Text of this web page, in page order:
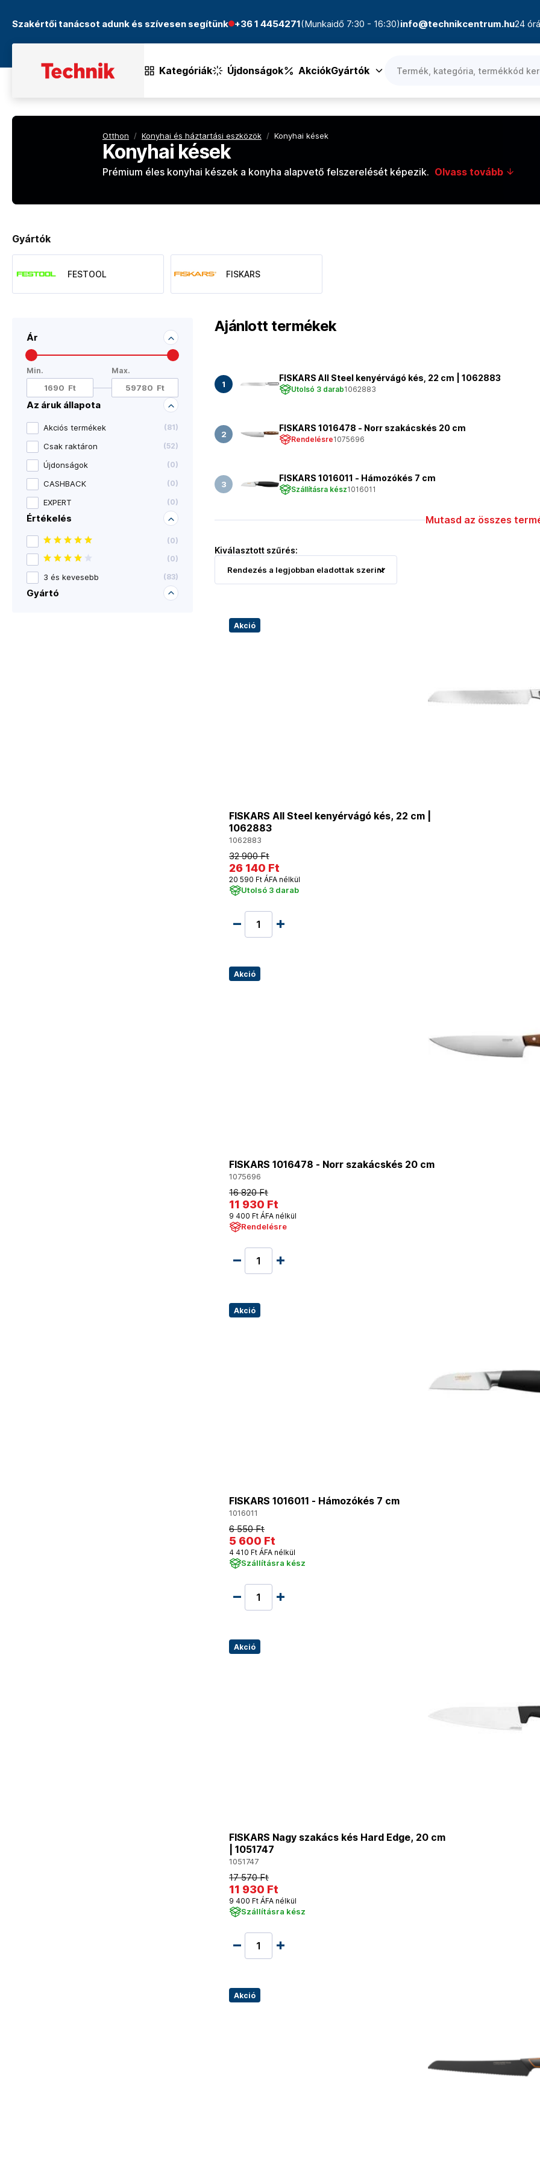
Szakértői tanácsot adunk és szívesen segítünk +36 1 4454271(Munkaidő 7:30 - 16:30)info@technikcentrum.hu24
Kategóriák Újdonságok AkciókGyártók
Otthon / Konyhai és háztartási eszközök / Konyhai kések
Konyhai kések
Prémium éles konyhai készek a konyha alapvető felszerelését képezik. Olvass tovább
Ár
Min. Max.
Az áruk állapota
Akciós termékek (81)
Csak raktáron (52)
Újdonságok (0)
CASHBACK (0)
EXPERT (0)
Értékelés
(0)
(0)
3 és kevesebb (83)
Gyártó
Gyártók
FESTOOL FISKARS
Ajánlott termékek
FISKARS All Steel kenyérvágó kés, 22 cm | 1062883
Utolsó 3 darab1062883
FISKARS 1016478 - Norr szakácskés 20 cm
Rendelésre1075696
FISKARS 1016011 - Hámozókés 7 cm
Szállításra kész1016011
Mutasd az összes
Kiválasztott szűrés:
Akció
FISKARS All Steel kenyérvágó kés, 22 cm |
1062883
1062883
32 900 Ft
26 140 Ft
20 590 Ft ÁFA nélkül
Utolsó 3 darab
Akció
FISKARS 1016478 - Norr szakácskés 20 cm
1075696
16 820 Ft
11 930 Ft
9 400 Ft ÁFA nélkül
Rendelésre
Akció
FISKARS 1016011 - Hámozókés 7 cm
1016011
6 550 Ft
5 600 Ft
4 410 Ft ÁFA nélkül
Szállításra kész
Akció
FISKARS Nagy szakács kés Hard Edge, 20 cm
| 1051747
1051747
17 570 Ft
11 930 Ft
9 400 Ft ÁFA nélkül
Szállításra kész
Akció